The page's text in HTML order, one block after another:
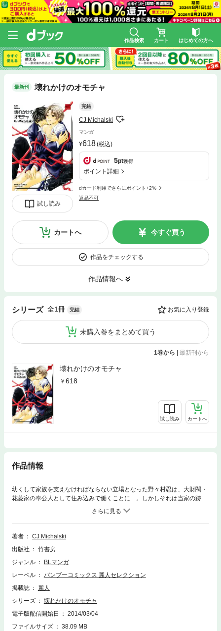
作品検索 カート はじめての方へ
最新刊 壊れかけのオモチャ
試し読み
完結
CJ Michalski
マンガ
618(税込)
5pt獲得
ポイント詳細
dカード利用でさらにポイント+2%
返品不可
カートへ 今すぐ買う
作品をチェックする
作品情報へ
シリーズ 全1冊 完結 お気に入り登録
未購入巻をまとめて買う
1巻から | 最新刊から
壊れかけのオモチャ
618
試し読み カートへ
作品情報
幼くして家族を支えなければならない立場となった野々村忍は、大財閥・
花菱家の奉公人として住み込みで働くことに…。しかしそれは当家の跡取
り息子・堅吾との、決して抗うことを許されぬ禁断の主従関係の始まりだ
った－－。ラブリーな中にも被虐のロマンチシズムはじける大人気オモチ
ャ3部作をはじめ、うれしはずかし感満点の傑作ストーリー6編を収録！フ
ァン待望のCJ印コミックス第3弾！！
著者
CJ Michalski
出版社
竹書房
ジャンル
BLマンガ
レーベル
バンブーコミックス 麗人セレクション
掲載誌
麗人
シリーズ
壊れかけのオモチャ
電子版配信開始日
2014/03/04
ファイルサイズ
38.09 MB